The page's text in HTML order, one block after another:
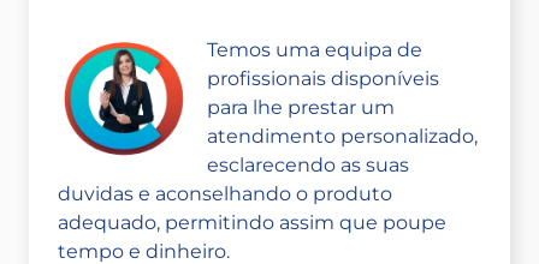
Temos uma equipa de
profissionais disponíveis
para lhe prestar um
atendimento personalizado,
esclarecendo as suas
duvidas e aconselhando o produto
adequado, permitindo assim que poupe
tempo e dinheiro.